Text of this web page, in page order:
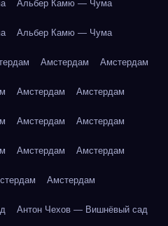
Альбер Камю — Чума
Альбер Камю — Чума
Амстердам Амстердам
Амстердам Амстердам
Амстердам Амстердам
Амстердам Амстердам
Амстердам
Антон Чехов — Вишнёвый сад